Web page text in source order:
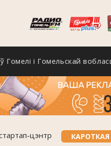
і Гомельскай вобласці 8
цэнтр